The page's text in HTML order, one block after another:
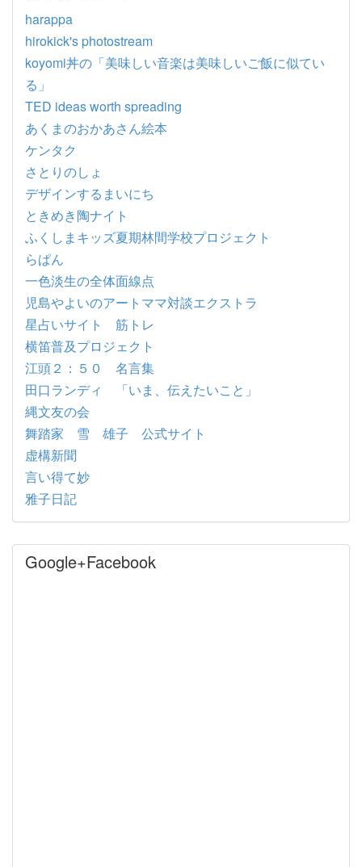
harappa
hirokick's photostream
koyomi丼の「美味しい音楽は美味しいご飯に似てい
る」
TED ideas worth spreading
あくまのおかあさん絵本
ケンタク
さとりのしょ
デザインするまいにち
ときめき陶ナイト
ふくしまキッズ夏期林間学校プロジェクト
らぱん
一色淡生の全体面線点
児島やよいのアートママ対談エクストラ
星占いサイト 筋トレ
横笛普及プロジェクト
江頭２：５０ 名言集
田口ランディ 「いま、伝えたいこと」
縄文友の会
舞踏家 雪 雄子 公式サイト
虚構新聞
言い得て妙
雅子日記
Google+Facebook